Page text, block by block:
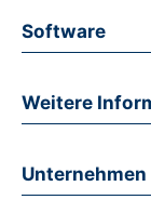
Software
Weitere
Unternehmen